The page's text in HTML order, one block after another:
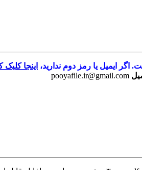
اگر ایمیل یا رمز دوم ندارید، اینجا کلیک
pooyafile.ir@gmail.com